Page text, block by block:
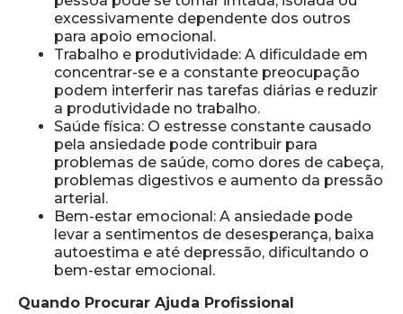
excessivamente dependente dos outros
para apoio emocional.
Trabalho e produtividade: A dificuldade em
concentrar-se e a constante preocupação
podem interferir nas tarefas diárias e reduzir
a produtividade no trabalho.
Saúde física: O estresse constante causado
pela ansiedade pode contribuir para
problemas de saúde, como dores de cabeça,
problemas digestivos e aumento da pressão
arterial.
Bem-estar emocional: A ansiedade pode
levar a sentimentos de desesperança, baixa
autoestima e até depressão, dificultando o
bem-estar emocional.
Quando Procurar Ajuda Profissional